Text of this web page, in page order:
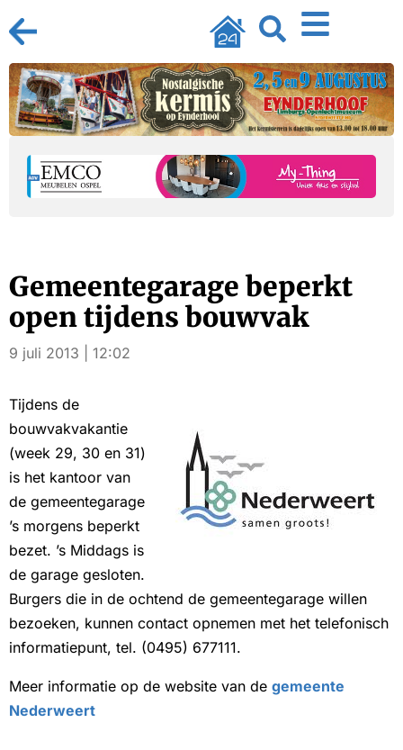
Gemeentegarage beperkt
open tijdens bouwvak
9 juli 2013 | 12:02
Tijdens de
bouwvakvakantie
(week 29, 30 en 31)
is het kantoor van
de gemeentegarage
’s morgens beperkt
bezet. ’s Middags is
de garage gesloten.
Burgers die in de ochtend de gemeentegarage willen
bezoeken, kunnen contact opnemen met het telefonisch
informatiepunt, tel. (0495) 677111.
Meer informatie op de website van de gemeente
Nederweert